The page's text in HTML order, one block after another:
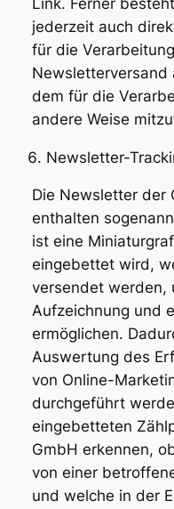
jederzeit auch
für die
Newsletterversand
dem für die
andere Weise
Newsletter-
Die Newsletter der
enthalten
ist eine
eingebettet wird,
versendet werden,
Aufzeichnung und
ermöglichen.
Auswertung des
von Online-
durchgeführt
eingebetteten
GmbH erkennen,
von einer
und welche in der